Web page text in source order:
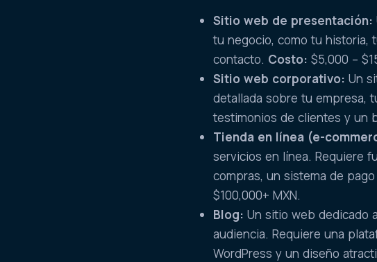
Sitio web de presentación:
tu negocio, como tu historia,
contacto. Costo: $5,000 –
Sitio web corporativo: Un
detallada sobre tu empresa,
testimonios de clientes y un
Tienda en línea (e-
servicios en línea. Requiere
compras, un sistema de
$100,000+ MXN.
Blog: Un sitio web dedicado
audiencia. Requiere una
WordPress y un diseño